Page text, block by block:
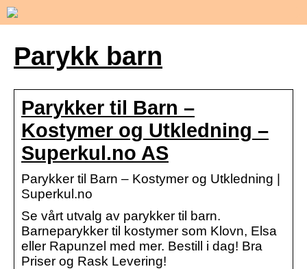
Parykk barn
Parykker til Barn –
Kostymer og Utkledning –
Superkul.no AS
Parykker til Barn – Kostymer og Utkledning |
Superkul.no
Se vårt utvalg av parykker til barn.
Barneparykker til kostymer som Klovn, Elsa
eller Rapunzel med mer. Bestill i dag! Bra
Priser og Rask Levering!